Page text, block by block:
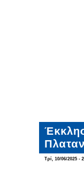
Τρί, 10/06/2025 -